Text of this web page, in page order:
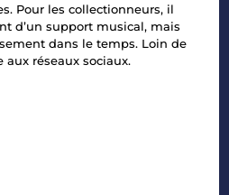
Pour les collectionneurs, il
d’un support musical, mais
dans le temps. Loin de
aux réseaux sociaux.